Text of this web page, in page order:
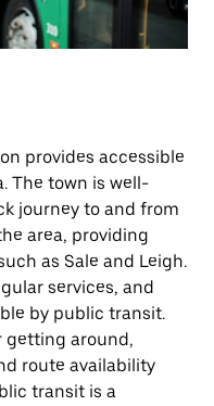
provides accessible
The town is well-
journey to and from
area, providing
as Sale and Leigh.
services, and
by public transit.
getting around,
route availability
transit is a